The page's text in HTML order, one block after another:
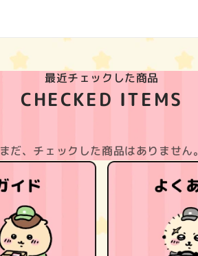
最近チェックした商品
CHECKED ITEMS
まだ、チェックした商品はありません。